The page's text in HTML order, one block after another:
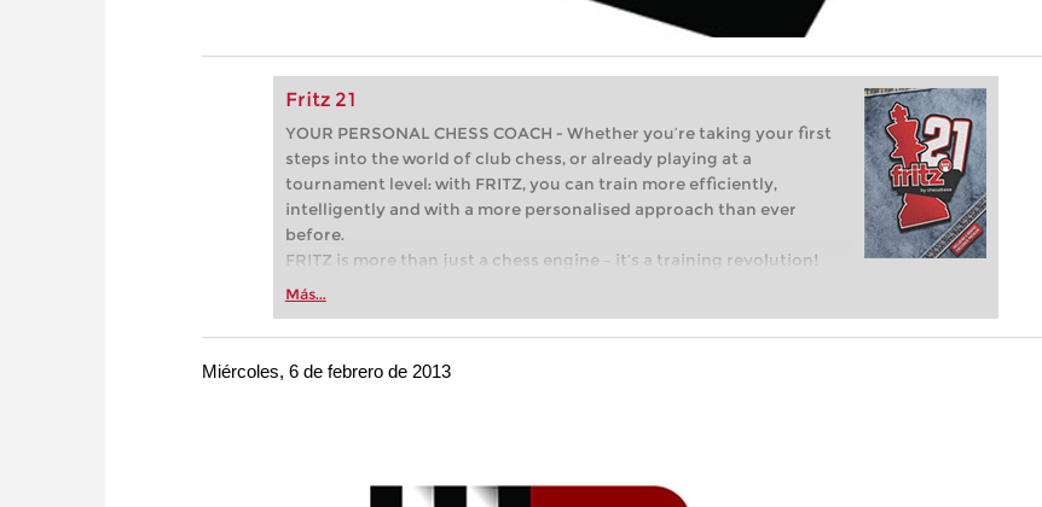
Fritz 21
YOUR PERSONAL CHESS COACH - Whether you’re taking your first
steps into the world of club chess, or already playing at a
tournament level: with FRITZ, you can train more efficiently,
intelligently and with a more personalised approach than ever
before.
FRITZ is more than just a chess engine – it’s a training revolution!
Whether you’re taking your first steps into the world of club chess,
more efficiently, intelligently and with a more personalised
approach than ever before.
Más...
Miércoles, 6 de febrero de 2013